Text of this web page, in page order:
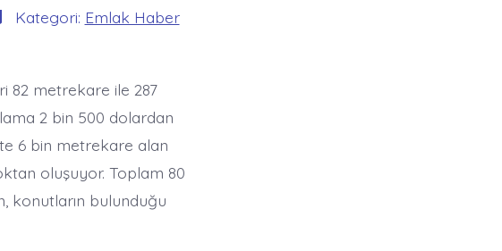
Kategori: Emlak Haber
82 metrekare ile 287
2 bin 500 dolardan
6 bin metrekare alan
oluşuyor. Toplam 80
konutların bulunduğu